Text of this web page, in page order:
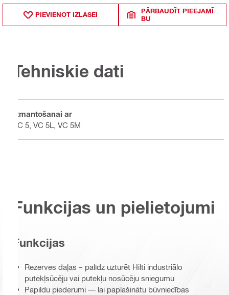
PIEVIENOT IZLASEI
PĀRBAUDĪT PIEEJAMĪ
BU
Tehniskie dati
Izmantošanai ar
VC 5, VC 5L, VC 5M
Funkcijas un pielietojumi
Funkcijas
Rezerves daļas – palīdz uzturēt Hilti industriālo
putekļsūcēju vai putekļu nosūcēju sniegumu
Papildu piederumi — lai paplašinātu būvniecības